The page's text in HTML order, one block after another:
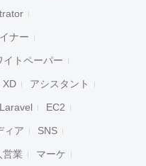
ナー
イトペーパー
XD アシスタント
Laravel EC2
ィア SNS
営業 マーケ